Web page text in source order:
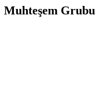
Muhteşem Grubu